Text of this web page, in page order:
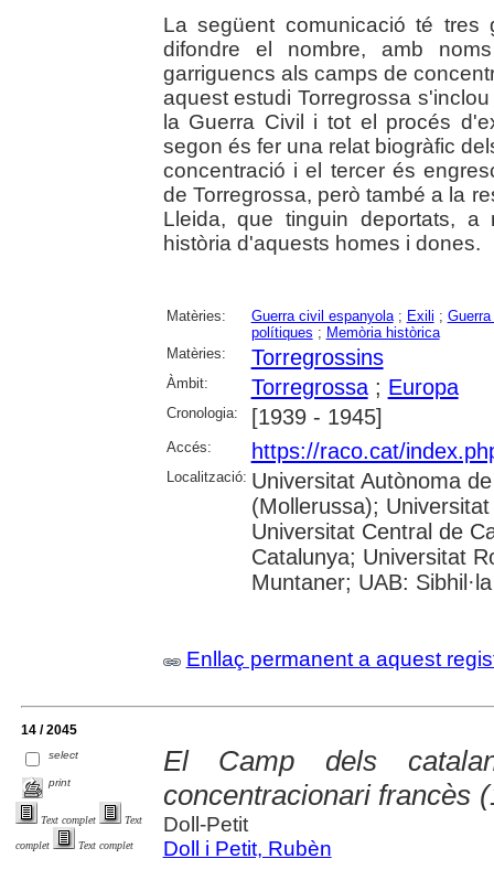
La següent comunicació té
difondre el nombre, amb
garriguencs als camps de
aquest estudi Torregrossa
la Guerra Civil i tot el procés
segon és fer una relat biogràfic
concentració i el tercer és
de Torregrossa, però també a la
Lleida, que tinguin deportats,
història d'aquests homes i dones.
Matèries: Guerra civil espanyola; Exili ;
polítiques ; Memòria històrica
Matèries:
Torregrossins
Àmbit: Torregrossa; Europa
Cronologia: [1939 - 1945]
Accés: https://raco.cat/
Localització: Universitat Autònoma
(Mollerussa);
Universitat Central de
Catalunya; Universitat
Muntaner; UAB: Sibhil·la
Enllaç permanent a aquest
14 / 2045
select
print
Text complet Text
complet Text complet
El Camp dels
concentracionari francès
Doll-Petit
Doll i Petit, Rubèn